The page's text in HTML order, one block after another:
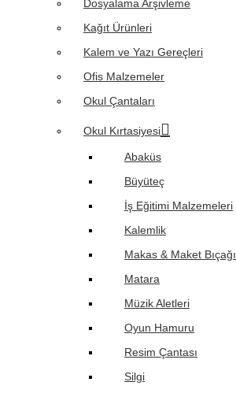
Dosyalama Arşivleme
Kağıt Ürünleri
Kalem ve Yazı Gereçleri
Ofis Malzemeler
Okul Çantaları
Okul Kırtasiyesi
Abaküs
Büyüteç
İş Eğitimi Malzemeleri
Kalemlik
Makas & Maket Bıçağı
Matara
Müzik Aletleri
Oyun Hamuru
Resim Çantası
Silgi